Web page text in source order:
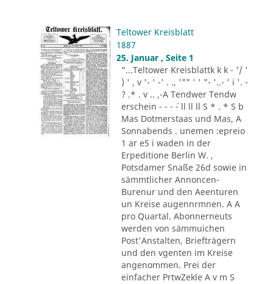
Teltower Kreisblatt
1887
25. Januar , Seite 1
"...Teltower Kreisblattk k k - '/ '
) ' , v '- ' -' . ., '"" ' ' "- '..- ' i '. -
? .* . v .. ,-A Tendwer Tendw
erschein - - - ´- ll ll ll S * . * S b
Mas Dotmerstaas und Mas, A
Sonnabends . unemen :epreio
1 ar e5 i waden in der
Erpeditione Berlin W. ,
Potsdamer Snaße 26d sowie in
sämmtlicher Annoncen-
Burenur und den Aeenturen
un Kreise augennrmnen. A A
pro Quartal. Abonnerneuts
werden von sämmuichen
Post'Anstalten, Briefträgern
und den vgenten im Kreise
angenommen. Prei der
einfacher PrtwZekle A v m S